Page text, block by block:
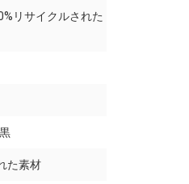
リサイクルされた
た素材